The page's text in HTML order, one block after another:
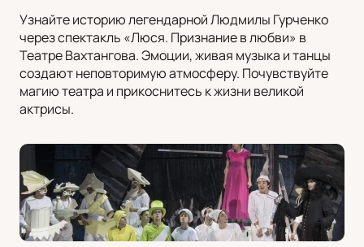
Узнайте историю легендарной Людмилы Гурченко
через спектакль «Люся. Признание в любви» в
Театре Вахтангова. Эмоции, живая музыка и танцы
создают неповторимую атмосферу. Почувствуйте
магию театра и прикоснитесь к жизни великой
актрисы.